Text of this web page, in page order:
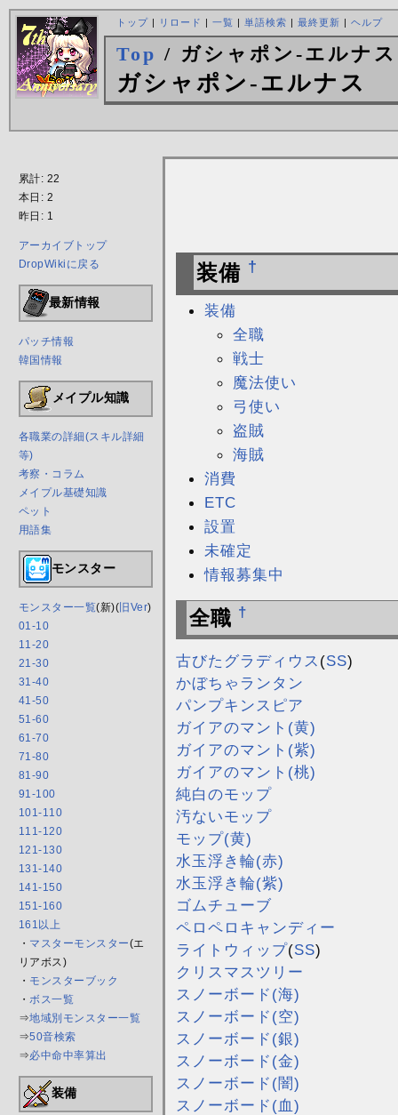
トップ| リロード | 一覧 | 単語検索 | 最終更新 | ヘルプ
Top / ガシャポン-エルナス
ガシャポン-エルナス
累計: 22
本日: 2
昨日: 1
アーカイブトップ
DropWikiに戻る
最新情報
パッチ情報
韓国情報
メイプル知識
各職業の詳細(スキル詳細
等)
考察・コラム
メイプル基礎知識
ペット
用語集
モンスター
モンスター一覧(新)( 旧Ver)
01-10
11-20
21-30
31-40
41-50
51-60
61-70
71-80
81-90
91-100
101-110
111-120
121-130
131-140
141-150
151-160
161以上
・ マスターモンスター(エ
リアボス)
・ モンスターブック
・ ボス一覧
⇒地域別モンスター一覧
⇒50音検索
⇒必中命中率算出
装備
装備 †
装備
全職
戦士
魔法使い
弓使い
盗賊
海賊
消費
ETC
設置
未確定
情報募集中
全職 †
古びたグラディウス (SS)
かぼちゃランタン
パンプキンスピア
ガイアのマント(黄)
ガイアのマント(紫)
ガイアのマント(桃)
純白のモップ
汚ないモップ
モップ(黄)
水玉浮き輪(赤)
水玉浮き輪(紫)
ゴムチューブ
ペロペロキャンディー
ライトウィップ(SS)
クリスマスツリー
スノーボード(海)
スノーボード(空)
スノーボード(銀)
スノーボード(金)
スノーボード(闇)
スノーボード(血)